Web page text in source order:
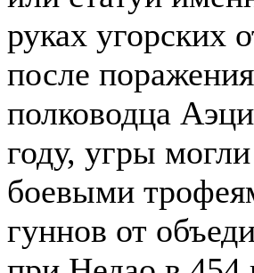
руках угорских
после
полководца
году, угры
боевыми
гуннов от